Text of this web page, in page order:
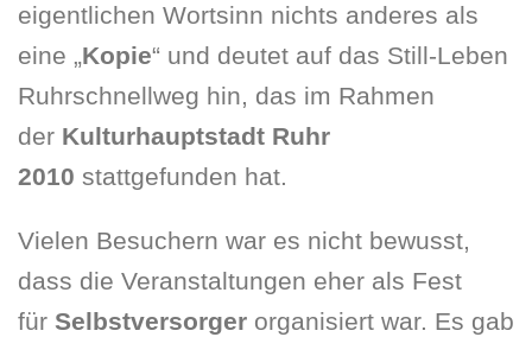
eigentlichen Wortsinn nichts anderes als
eine „Kopie“ und deutet auf das Still-Leben
Ruhrschnellweg hin, das im Rahmen
der Kulturhauptstadt Ruhr
2010 stattgefunden hat.
Vielen Besuchern war es nicht bewusst,
dass die Veranstaltungen eher als Fest
für Selbstversorger organisiert war. Es gab